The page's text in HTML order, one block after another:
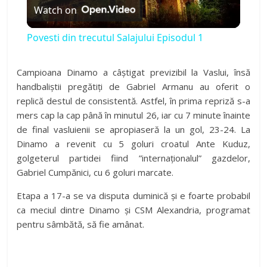
l
y
V
i
d
e
Watch on
Povesti din trecutul Salajului Episodul 1
Campioana Dinamo a câștigat previzibil la Vaslui, însă
handbaliștii pregătiți de Gabriel Armanu au oferit o
replică destul de consistentă. Astfel, în prima repriză s-a
mers cap la cap până în minutul 26, iar cu 7 minute înainte
de final vasluienii se apropiaseră la un gol, 23-24. La
Dinamo a revenit cu 5 goluri croatul Ante Kuduz,
golgeterul partidei fiind ”internaționalul” gazdelor,
Gabriel Cumpănici, cu 6 goluri marcate.
Etapa a 17-a se va disputa duminică și e foarte probabil
ca meciul dintre Dinamo și CSM Alexandria, programat
pentru sâmbătă, să fie amânat.